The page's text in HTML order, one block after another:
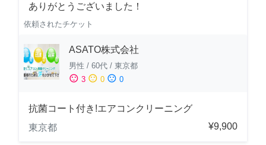
ありがとうございました！
依頼されたチケット
ASATO株式会社
男性 / 60代 / 東京都
sentiment_satisfied 3 sentiment_neutral 0 sentiment_dissatisfied 0
抗菌コート付き!エアコンクリーニング
東京都
¥9,900